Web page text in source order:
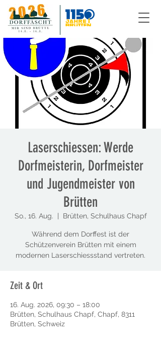
Laserschiessen: Werde
Dorfmeisterin, Dorfmeister
und Jugendmeister von
Brütten
So., 16. Aug. Brütten, Schulhaus Chapf
Während dem Dorffest ist der
Schützenverein Brütten mit einem
modernen Laserschiessstand vertreten.
Zeit & Ort
16. Aug. 2026, 09:30 – 18:00
Brütten, Schulhaus Chapf, Chapf, 8311
Brütten, Schweiz